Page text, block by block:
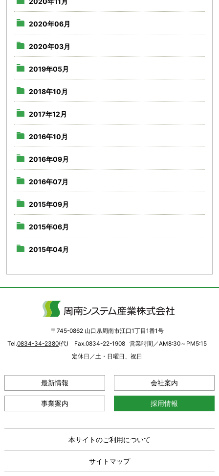
2020年06月
2020年03月
2019年05月
2018年10月
2017年12月
2016年10月
2016年09月
2016年07月
2015年09月
2015年06月
2015年04月
〒745-0862 山口県周南市江口1丁目1番1号
Tel.0834-34-2380(代) Fax.0834-22-1908
営業時間／AM8:30～PM5:15
定休日／土・日曜日、祝日
最新情報 会社案内
事業案内 採用情報
本サイトのご利用について
サイトマップ